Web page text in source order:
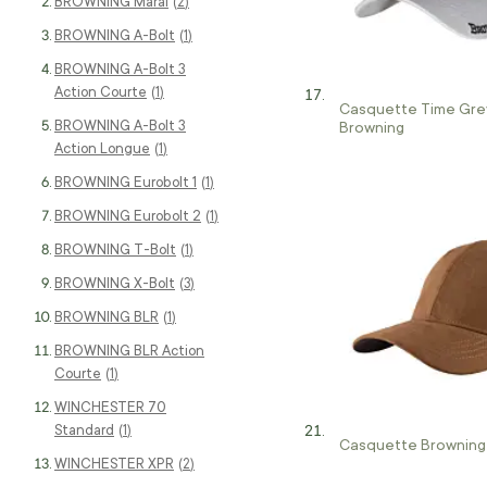
BROWNING A-Bolt 1
article
BROWNING A-Bolt 3
Action Courte
1
article
BROWNING A-Bolt 3
Action Longue
1
article
BROWNING Eurobolt 1 1
article
BROWNING Eurobolt 2 1
article
BROWNING T-Bolt 1
article
BROWNING X-Bolt 3
articles
BROWNING BLR 1
article
BROWNING BLR Action
Courte
1
article
WINCHESTER 70
Standard
1
article
WINCHESTER XPR 2
articles
Casquette Time
Browning
Casquette